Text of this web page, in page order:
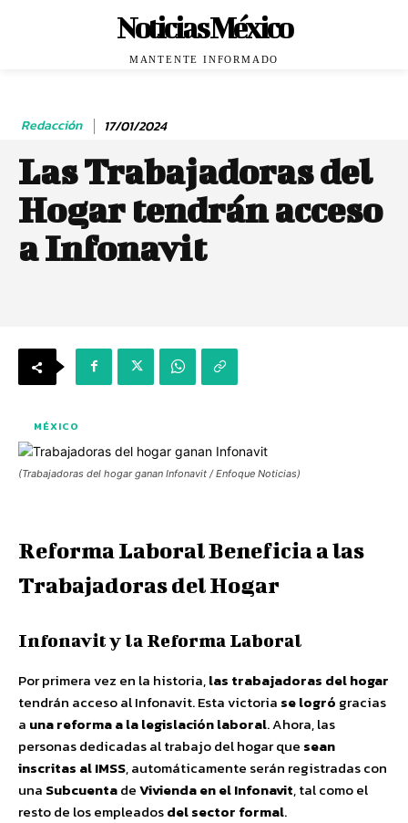
Noticias México
MANTENTE INFORMADO
Redacción 17/01/2024
Las Trabajadoras del
Hogar tendrán acceso
a Infonavit
MÉXICO
(Trabajadoras del hogar ganan Infonavit / Enfoque Noticias)
Reforma Laboral Beneficia a las
Trabajadoras del Hogar
Infonavit y la Reforma Laboral
Por primera vez en la historia,las trabajadoras del hogar
tendrán acceso al Infonavit. Esta victoria se logró gracias
a una reforma a la legislación laboral. Ahora, las
personas dedicadas al trabajo del hogar que sean
inscritas al IMSS, automáticamente serán registradas con
una SubcuentadeVivienda en el Infonavit, tal como el
resto de los empleadosdel sector formal.